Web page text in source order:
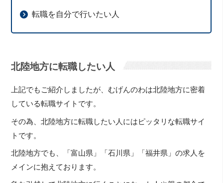
転職を自分で行いたい人
北陸地方に転職したい人
上記でもご紹介しましたが、むげんのわは北陸地方に密着
している転職サイトです。
その為、北陸地方に転職したい人にはピッタリな転職サイ
トです。
北陸地方でも、「富山県」「石川県」「福井県」の求人を
メインに抱えております。